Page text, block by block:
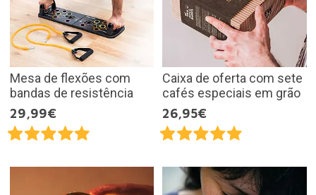
Mesa de flexões com
bandas de resistência
29,99€
Caixa de oferta com sete
cafés especiais em grão
26,95€